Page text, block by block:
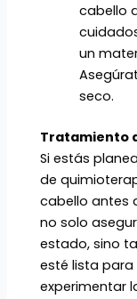
cabello
un
seco.
Tratamiento
Si estás
de
cabello antes
no solo
estado, sino
esté lista
experimentar